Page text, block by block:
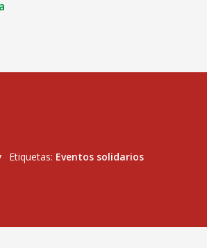
Etiquetas: Eventos solidarios